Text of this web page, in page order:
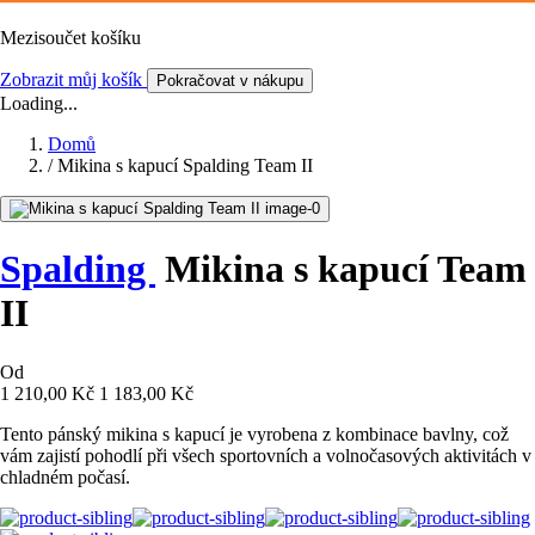
Mezisoučet košíku
Zobrazit můj košík Pokračovat v nákupu
Loading...
Domů
/ Mikina s kapucí Spalding Team II
Spalding Mikina s kapucí Team
II
Od
1 210,00 Kč 1 183,00 Kč
Tento pánský mikina s kapucí je vyrobena z kombinace bavlny, což
vám zajistí pohodlí při všech sportovních a volnočasových aktivitách v
chladném počasí.